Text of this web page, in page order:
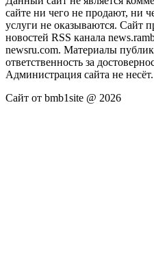
сайте ни чего не продают, ни
услуги не оказываются. Сайт
новостей RSS канала
newsru.com. Материалы
ответственность за
Администрация сайта не несёт.
Сайт от bmb1site @ 2026